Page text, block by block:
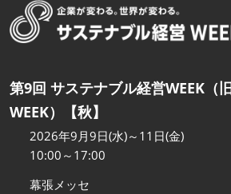
第9回 サステナブル経営WEEK（
WEEK）【秋】
2026年9月9日(水)～11日(金)
10:00～17:00
幕張メッセ